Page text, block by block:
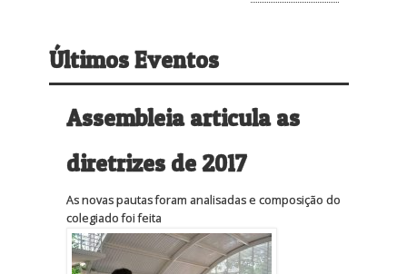
Últimos Eventos
Assembleia articula as
diretrizes de 2017
As novas pautas foram analisadas e composição do
colegiado foi feita